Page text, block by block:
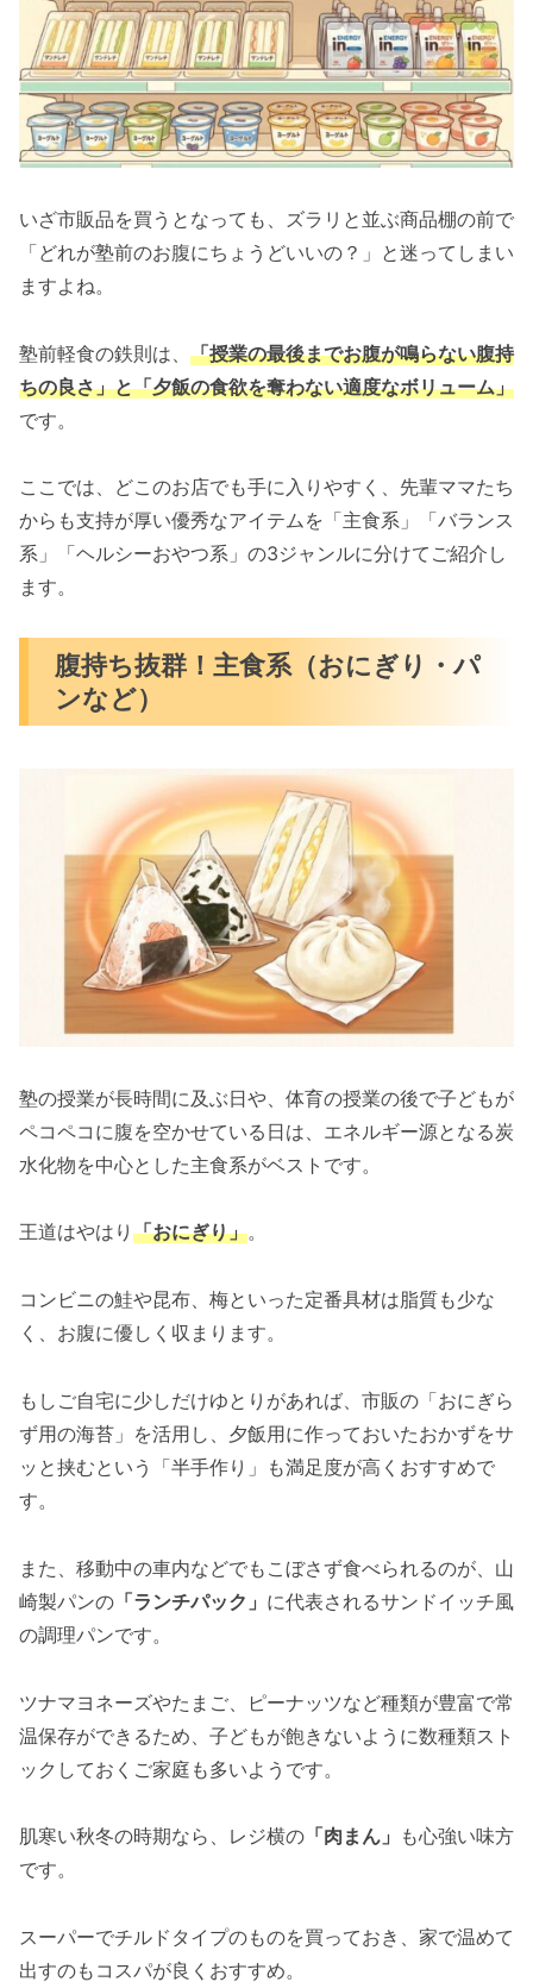
いざ市販品を買うとなっても、ズラリと並ぶ商品棚の前で
「どれが塾前のお腹にちょうどいいの？」と迷ってしまい
ますよね。
塾前軽食の鉄則は、 「授業の最後までお腹が鳴らない腹持
ちの良さ」と「夕飯の食欲を奪わない適度なボリューム」
です。
ここでは、どこのお店でも手に入りやすく、先輩ママたち
からも支持が厚い優秀なアイテムを「主食系」「バランス
系」「ヘルシーおやつ系」の3ジャンルに分けてご紹介し
ます。
腹持ち抜群！主食系（おにぎり・パ
ンなど）
塾の授業が長時間に及ぶ日や、体育の授業の後で子どもが
ペコペコに腹を空かせている日は、エネルギー源となる炭
水化物を中心とした主食系がベストです。
王道はやはり 「おにぎり」。
コンビニの鮭や昆布、梅といった定番具材は脂質も少な
く、お腹に優しく収まります。
もしご自宅に少しだけゆとりがあれば、市販の「おにぎら
ず用の海苔」を活用し、夕飯用に作っておいたおかずをサ
ッと挟むという「半手作り」も満足度が高くおすすめで
す。
また、移動中の車内などでもこぼさず食べられるのが、山
崎製パンの 「ランチパック」 に代表されるサンドイッチ風
の調理パンです。
ツナマヨネーズやたまご、ピーナッツなど種類が豊富で常
温保存ができるため、子どもが飽きないように数種類スト
ックしておくご家庭も多いようです。
肌寒い秋冬の時期なら、レジ横の 「肉まん」 も心強い味方
です。
スーパーでチルドタイプのものを買っておき、家で温めて
出すのもコスパが良くおすすめ。